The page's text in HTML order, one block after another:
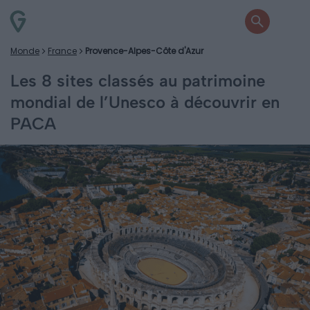
Monde France Provence-Alpes-Côte d'Azur
Les 8 sites classés au patrimoine
mondial de l’Unesco à découvrir en
PACA